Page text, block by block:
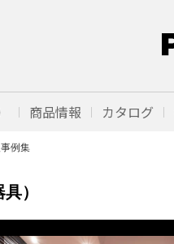
商品情報 カタログ
例集
）